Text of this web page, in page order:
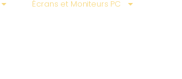
Écrans et Moniteurs PC